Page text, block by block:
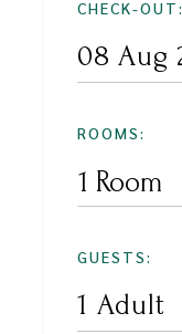
CHECK-OUT:
ROOMS:
1 Room
GUESTS: